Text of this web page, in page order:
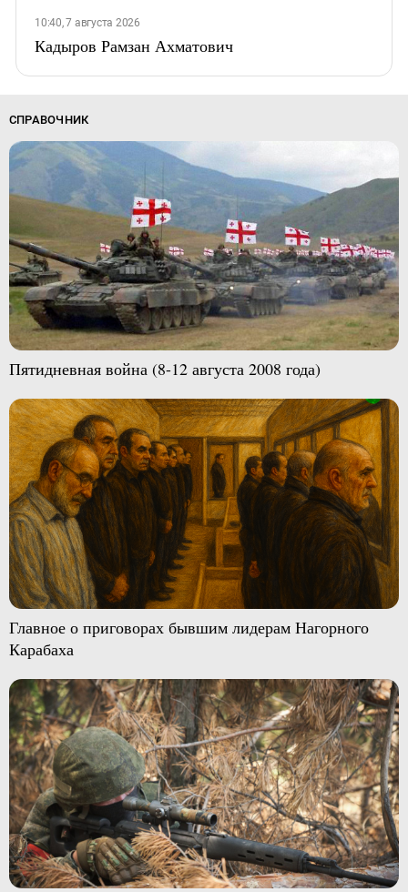
10:40, 7 августа 2026
Кадыров Рамзан Ахматович
СПРАВОЧНИК
Пятидневная война (8-12 августа 2008 года)
Главное о приговорах бывшим лидерам Нагорного
Карабаха